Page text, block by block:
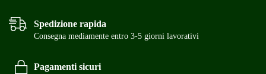
Spedizione rapida
Consegna mediamente entro 3-5 giorni lavorativi
Pagamenti sicuri